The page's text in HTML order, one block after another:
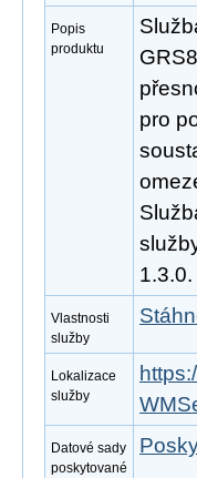
Popis
produktu
pro
1.3.0.
Vlastnosti
služby
Lokalizace
služby
Datové sady
poskytované